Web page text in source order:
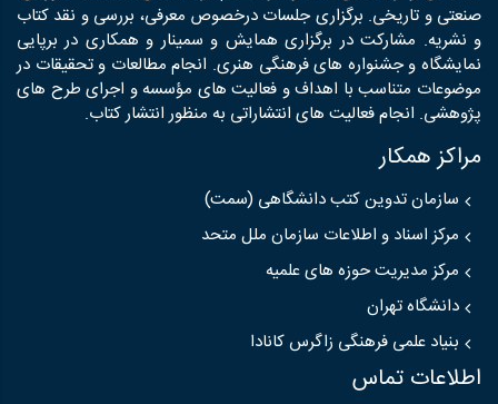
صنعتی و تاریخی. برگزاری جلسات درخصوص معرفی، بررسی و نقد کتاب
و نشریه. مشارکت در برگزاری همایش و سمینار و همکاری در برپایی
نمایشگاه و جشنواره های فرهنگی هنری. انجام مطالعات و تحقیقات در
موضوعات متناسب با اهداف و فعالیت های مؤسسه و اجرای طرح های
پژوهشی. انجام فعالیت های انتشاراتی به منظور انتشار کتاب.
مراکز همکار
سازمان تدوین کتب دانشگاهی (سمت)
مرکز اسناد و اطلاعات سازمان ملل متحد
مرکز مدیریت حوزه های علمیه
دانشگاه تهران
بنیاد علمی فرهنگی زاگرس کانادا
اطلاعات تماس